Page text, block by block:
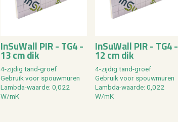
In­SuW­all PIR - TG4 -
13 cm dik
4-zij­dig tand-groef
Ge­bruik voor spouw­mu­ren
Lamb­da-waar­de: 0,022
W/mK
In­SuW­all PIR - TG4 -
12 cm dik
4-zij­dig tand-groef
Ge­bruik voor spouw­mu­ren
Lamb­da-waar­de: 0,022
W/mK